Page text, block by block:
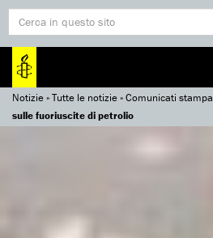
Notizie»Tutte le notizie»Comunicati stampa
sulle fuoriuscite di petrolio